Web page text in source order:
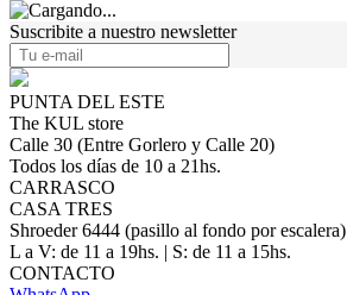
Suscribite a nuestro newsletter
PUNTA DEL ESTE
The KUL store
Calle 30 (Entre Gorlero y Calle 20)
Todos los días de 10 a 21hs.
CARRASCO
CASA TRES
Shroeder 6444 (pasillo al fondo por escalera)
L a V: de 11 a 19hs. | S: de 11 a 15hs.
CONTACTO